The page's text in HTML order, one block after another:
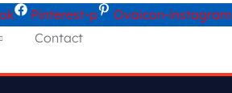
Pinterest-p
Ovaicon-instagram
Contact